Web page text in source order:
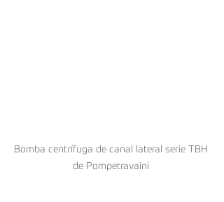
Bomba centrífuga de canal lateral serie TBH
de Pompetravaini